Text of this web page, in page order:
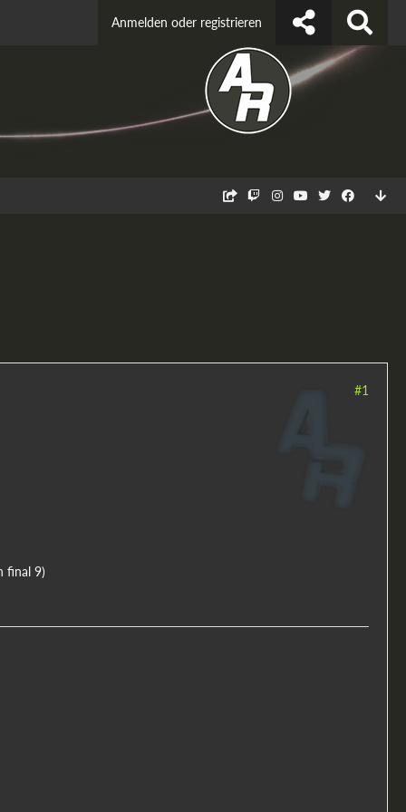
Anmelden oder registrieren
#1
final 9)